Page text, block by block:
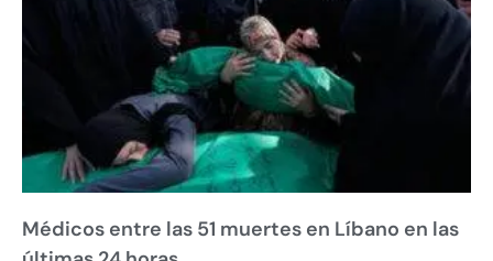
Médicos entre las 51 muertes en Líbano en las